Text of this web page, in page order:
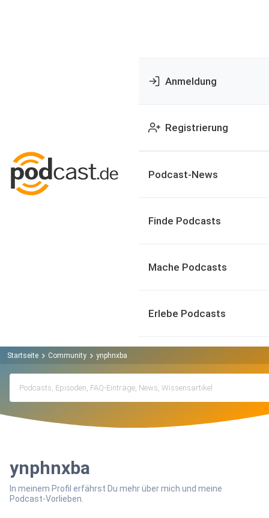
Anmeldung
Registrierung
Podcast-News
Finde Podcasts
Mache Podcasts
Erlebe Podcasts
Startseite Community ynphnxba
ynphnxba
In meinem Profil erfährst Du mehr über mich und meine
Podcast-Vorlieben.